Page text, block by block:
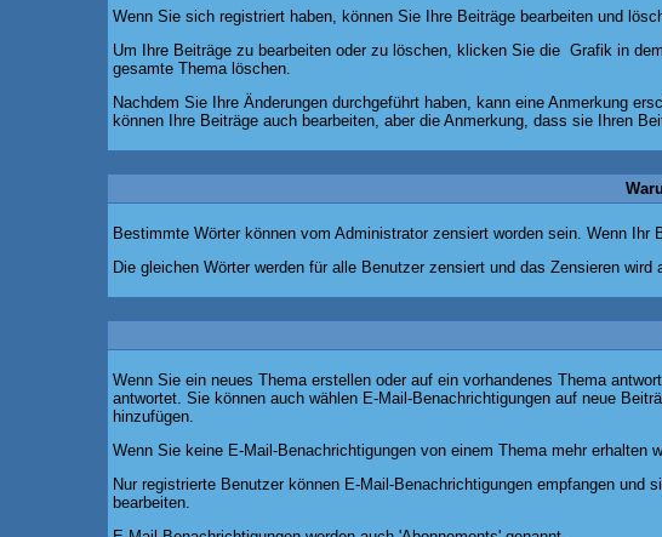
Wenn Sie sich registriert haben, können Sie Ihre Beiträge bearbeiten und
Um Ihre Beiträge zu bearbeiten oder zu löschen, klicken Sie die Grafik in
gesamte Thema löschen.
Nachdem Sie Ihre Änderungen durchgeführt haben, kann eine Anmerkung
können Ihre Beiträge auch bearbeiten, aber die Anmerkung, dass sie Ihren
Bestimmte Wörter können vom Administrator zensiert worden sein. Wenn
Die gleichen Wörter werden für alle Benutzer zensiert und das Zensieren
Wenn Sie ein neues Thema erstellen oder auf ein vorhandenes Thema
antwortet. Sie können auch wählen E-Mail-Benachrichtigungen auf neue
hinzufügen.
Wenn Sie keine E-Mail-Benachrichtigungen von einem Thema mehr
Nur registrierte Benutzer können E-Mail-Benachrichtigungen empfangen
bearbeiten.